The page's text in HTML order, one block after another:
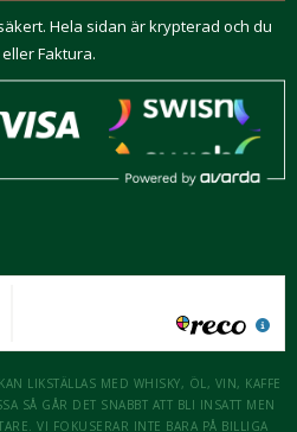
Hela sidan är krypterad och du
Faktura.
LIKSTÄLLAS MED WHISKY, ÖL, VIN, KAFFE
SÅ GÅR DET SNABBT ATT BLI INSATT MEN
VI FOKUSERAR INTE BARA PÅ BILLIGA